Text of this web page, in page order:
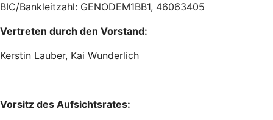
BIC/Bankleitzahl: GENODEM1BB1, 46063405
Vertreten durch den Vorstand:
Kerstin Lauber, Kai Wunderlich
Vorsitz des Aufsichtsrates: